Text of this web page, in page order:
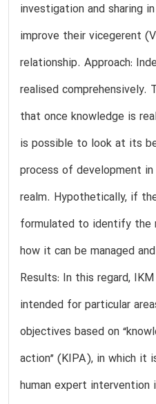
investigation and sharing
improve their vicegerent
relationship. Approach:
realised comprehensively.
that once knowledge is
is possible to look at its
process of development
realm. Hypothetically, if
formulated to identify the
how it can be managed
Results: In this regard,
intended for particular
objectives based on
action” (KIPA), in which it
human expert